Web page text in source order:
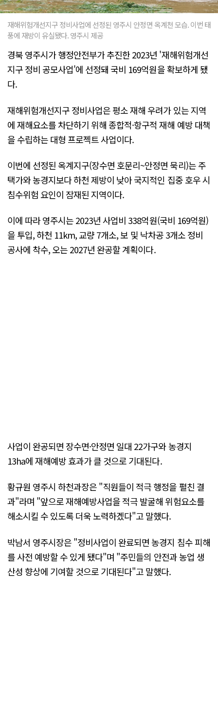
재해위험개선지구 정비사업에 선정된 영주시 안정면 옥계천 모습. 이번 태
풍에 재방이 유실됐다. 영주시 제공
경북 영주시가 행정안전부가 추진한 2023년 '재해위험개선
지구 정비 공모사업'에 선정돼 국비 169억원을 확보하게 됐
다.
재해위험개선지구 정비사업은 평소 재해 우려가 있는 지역
에 재해요소를 차단하기 위해 종합적·항구적 재해 예방 대책
을 수립하는 대형 프로젝트 사업이다.
이번에 선정된 옥계지구(장수면 호문리~안정면 묵리)는 주
택가와 농경지보다 하천 제방이 낮아 국지적인 집중 호우 시
침수위험 요인이 잠재된 지역이다.
이에 따라 영주시는 2023년 사업비 338억원(국비 169억원)
을 투입, 하천 11km, 교량 7개소, 보 및 낙차공 3개소 정비
공사에 착수, 오는 2027년 완공할 계획이다.
사업이 완공되면 장수면·안정면 일대 22가구와 농경지
13ha에 재해예방 효과가 클 것으로 기대된다.
황규원 영주시 하천과장은 "직원들이 적극 행정을 펼친 결
과"라며 "앞으로 재해예방사업을 적극 발굴해 위험요소를
해소시킬 수 있도록 더욱 노력하겠다"고 말했다.
박남서 영주시장은 "정비사업이 완료되면 농경지 침수 피해
를 사전 예방할 수 있게 됐다"며 "주민들의 안전과 농업 생
산성 향상에 기여할 것으로 기대된다"고 말했다.